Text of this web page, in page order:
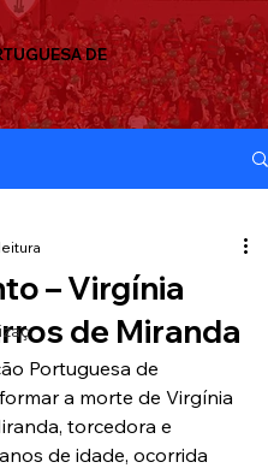
DE
– Virgínia
de Miranda
Portuguesa de
a morte de Virgínia
torcedora e
de idade, ocorrida